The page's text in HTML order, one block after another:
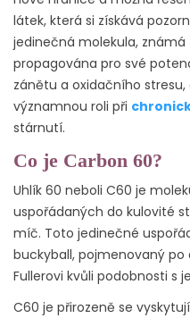
látek, která si získává
jedinečná molekula, známá
propagována pro své
zánětu a oxidačního
významnou roli při
stárnutí.
Co je Carbon 60?
Uhlík 60 neboli C60 je
uspořádaných do kulovité
míč. Toto jedinečné
buckyball, pojmenovaný
Fullerovi kvůli podobnosti s
C60 je přirozeně se